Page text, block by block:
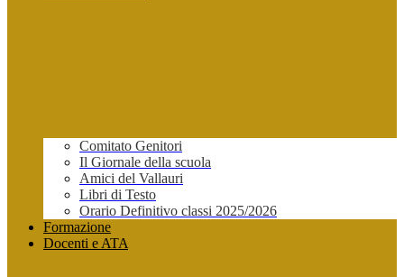
Comitato Genitori
Il Giornale della scuola
Amici del Vallauri
Libri di Testo
Orario Definitivo classi 2025/2026
Formazione
Docenti e ATA